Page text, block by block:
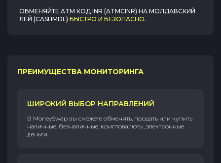
ОБМЕНЯЙТЕ ATM КОД INR (ATMCINR) НА МОЛДАВСКИЙ
ЛЕЙ (CASHMDL) БЫСТРО И БЕЗОПАСНО.
ПРЕИМУЩЕСТВА МОНИТОРИНГА
ШИРОКИЙ ВЫБОР НАПРАВЛЕНИЙ
В MoneySwap вы сможете обменять, продать или купить
наличные, безналичные, криптовалюты, электронные
деньги.